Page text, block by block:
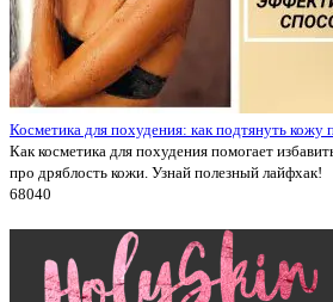
Косметика для похудения: как подтянуть кожу
Как косметика для похудения помогает
про дряблость кожи. Узнай полезный лайфхак!
68040